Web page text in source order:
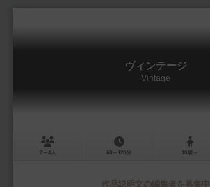
ヴィンテージ
Vintage
2～4人 60～120分 10歳～
作品説明文の編集者を募集中